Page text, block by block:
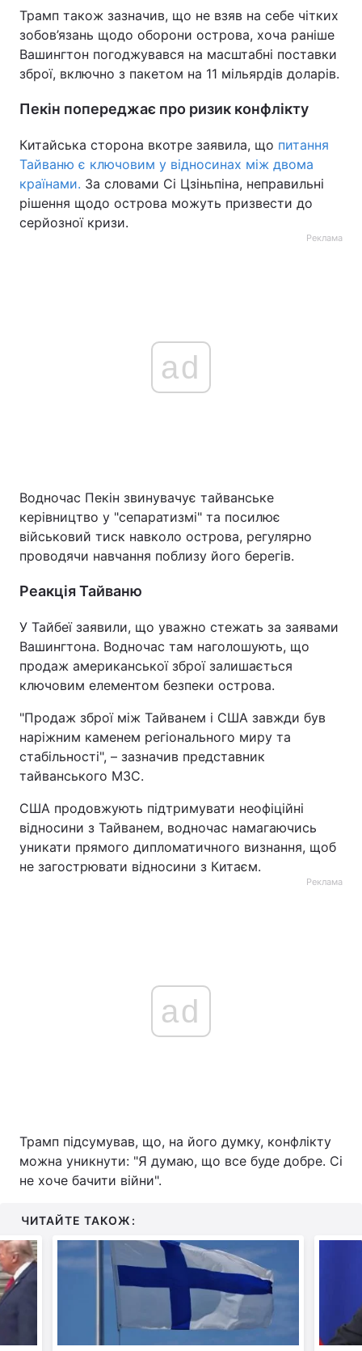
Трамп також зазначив, що не взяв на себе чітких
зобов’язань щодо оборони острова, хоча раніше
Вашингтон погоджувався на масштабні поставки
зброї, включно з пакетом на 11 мільярдів доларів.
Пекін попереджає про ризик конфлікту
Китайська сторона вкотре заявила, що питання
Тайваню є ключовим у відносинах між двома
країнами. За словами Сі Цзіньпіна, неправильні
рішення щодо острова можуть призвести до
серйозної кризи.
Реклама
ad
Водночас Пекін звинувачує тайванське
керівництво у "сепаратизмі" та посилює
військовий тиск навколо острова, регулярно
проводячи навчання поблизу його берегів.
Реакція Тайваню
У Тайбеї заявили, що уважно стежать за заявами
Вашингтона. Водночас там наголошують, що
продаж американської зброї залишається
ключовим елементом безпеки острова.
"Продаж зброї між Тайванем і США завжди був
наріжним каменем регіонального миру та
стабільності", – зазначив представник
тайванського МЗС.
США продовжують підтримувати неофіційні
відносини з Тайванем, водночас намагаючись
уникати прямого дипломатичного визнання, щоб
не загострювати відносини з Китаєм.
Реклама
ad
Трамп підсумував, що, на його думку, конфлікту
можна уникнути: "Я думаю, що все буде добре. Сі
не хоче бачити війни".
ЧИТАЙТЕ ТАКОЖ: